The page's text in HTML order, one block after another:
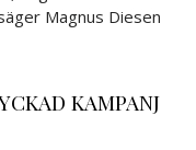
Magnus Diesen
KAMPANJ